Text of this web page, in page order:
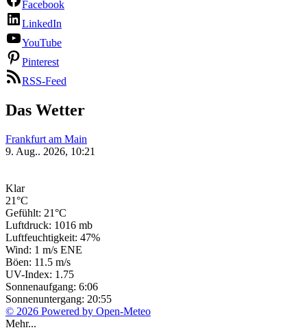
Facebook
LinkedIn
YouTube
Pinterest
RSS-Feed
Das Wetter
Frankfurt am Main
9. Aug.. 2026, 10:21
Klar
21°C
Gefühlt: 21°C
Luftdruck: 1016 mb
Luftfeuchtigkeit: 47%
Wind: 1 m/s ENE
Böen: 11.5 m/s
UV-Index: 1.75
Sonnenaufgang: 6:06
Sonnenuntergang: 20:55
© 2026 Powered by Open-Meteo
Mehr...